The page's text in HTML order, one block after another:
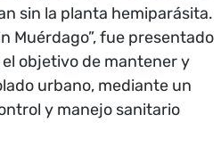
sin la planta hemiparásita.
Muérdago”, fue presentado
objetivo de mantener y
urbano, mediante un
y manejo sanitario